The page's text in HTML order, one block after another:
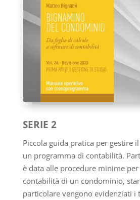
SERIE 2
Piccola guida pratica per gestire
un programma di contabilità.
è data alle procedure minime per
contabilità di un condominio,
particolare vengono evidenziati i